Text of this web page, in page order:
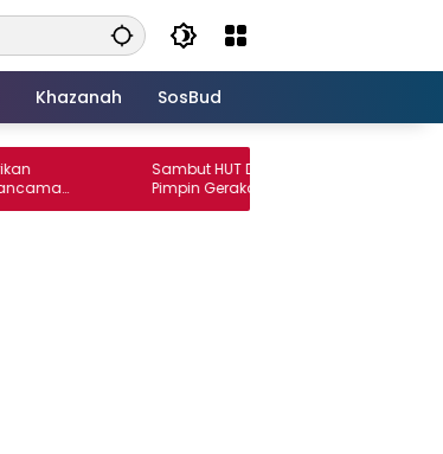
Khazanah SosBud
Sambut HUT Demokrat ke-25, Wansori
Pimpin Gerakan Langit Biru Indonesia Asri
di Lampung Utara.